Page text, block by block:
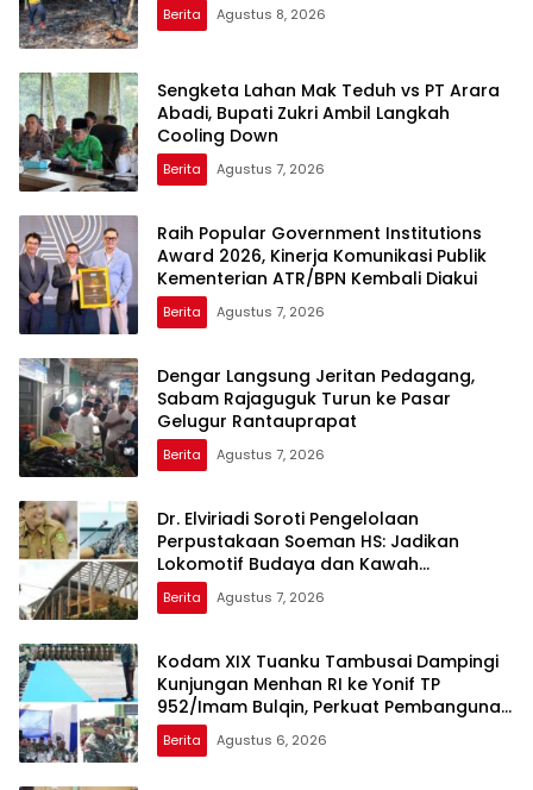
Berita Agustus 8, 2026
Sengketa Lahan Mak Teduh vs PT Arara
Abadi, Bupati Zukri Ambil Langkah
Cooling Down
Berita Agustus 7, 2026
Raih Popular Government Institutions
Award 2026, Kinerja Komunikasi Publik
Kementerian ATR/BPN Kembali Diakui
Berita Agustus 7, 2026
Dengar Langsung Jeritan Pedagang,
Sabam Rajaguguk Turun ke Pasar
Gelugur Rantauprapat
Berita Agustus 7, 2026
Dr. Elviriadi Soroti Pengelolaan
Perpustakaan Soeman HS: Jadikan
Lokomotif Budaya dan Kawah
Candradimuka Intelektual
Berita Agustus 7, 2026
Kodam XIX Tuanku Tambusai Dampingi
Kunjungan Menhan RI ke Yonif TP
952/Imam Bulqin, Perkuat Pembangunan
Satuan
Berita Agustus 6, 2026